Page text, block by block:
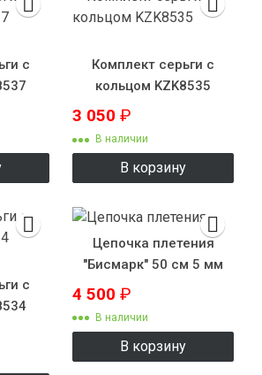
с
Комплект серьги с
кольцом KZK8535
3 050 ₽
В наличии
В корзину
с
Цепочка плетения
"Бисмарк" 50 см 5 мм
4 500 ₽
В наличии
В корзину